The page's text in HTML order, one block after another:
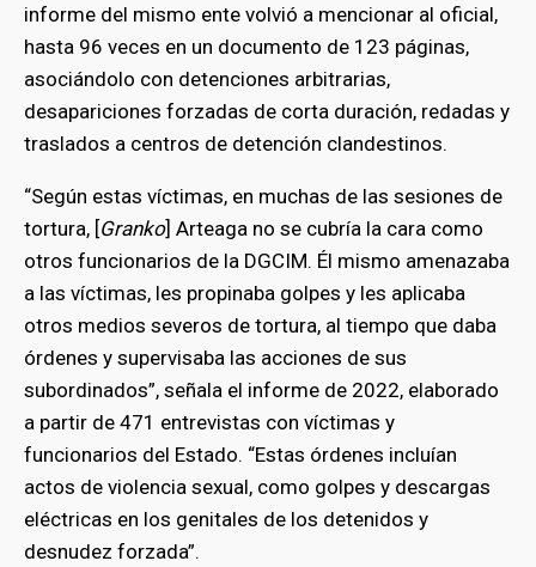
informe del mismo ente volvió a mencionar al oficial,
hasta 96 veces en un documento de 123 páginas,
asociándolo con detenciones arbitrarias,
desapariciones forzadas de corta duración, redadas y
traslados a centros de detención clandestinos.
“Según estas víctimas, en muchas de las sesiones de
tortura, [Granko] Arteaga no se cubría la cara como
otros funcionarios de la DGCIM. Él mismo amenazaba
a las víctimas, les propinaba golpes y les aplicaba
otros medios severos de tortura, al tiempo que daba
órdenes y supervisaba las acciones de sus
subordinados”, señala el informe de 2022, elaborado
a partir de 471 entrevistas con víctimas y
funcionarios del Estado. “Estas órdenes incluían
actos de violencia sexual, como golpes y descargas
eléctricas en los genitales de los detenidos y
desnudez forzada”.